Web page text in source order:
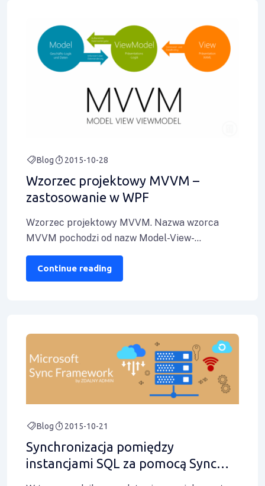
Blog 2015-10-28
Wzorzec projektowy MVVM –
zastosowanie w WPF
Wzorzec projektowy MVVM. Nazwa wzorca
MVVM pochodzi od nazw Model-View-
ViewModel: View – cała warstwa prezentacji,
czyli dla nas XAML. Szereg
Continue reading
Blog 2015-10-21
Synchronizacja pomiędzy
instancjami SQL za pomocą Sync